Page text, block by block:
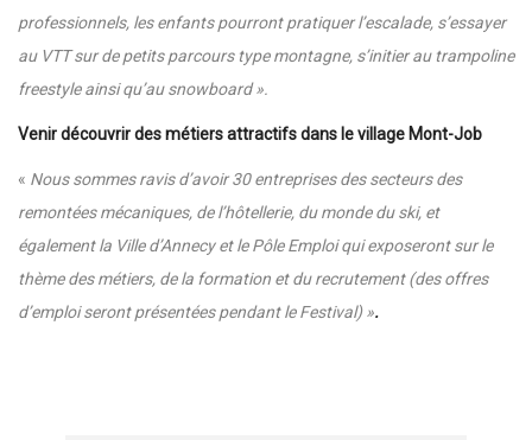
professionnels, les enfants pourront pratiquer l’escalade, s’essayer
au VTT sur de petits parcours type montagne, s’initier au trampoline
freestyle ainsi qu’au snowboard ».
Venir découvrir des métiers attractifs dans le village Mont-Job
« Nous sommes ravis d’avoir 30 entreprises des secteurs des
remontées mécaniques, de l’hôtellerie, du monde du ski, et
également la Ville d’Annecy et le Pôle Emploi qui exposeront sur le
thème des métiers, de la formation et du recrutement (des offres
d’emploi seront présentées pendant le Festival) ».